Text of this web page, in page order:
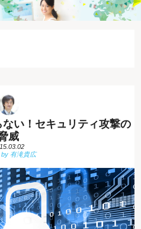
い！セキュリティ攻撃の
威